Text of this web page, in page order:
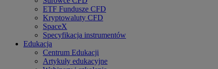
ETF Fundusze CFD
Kryptowaluty CFD
SpaceX
Specyfikacja instrumentów
Edukacja
Centrum Edukacji
Artykuły edukacyjne